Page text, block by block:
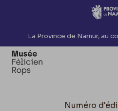
Accèder directement au
La Province de Namur, au
Numéro